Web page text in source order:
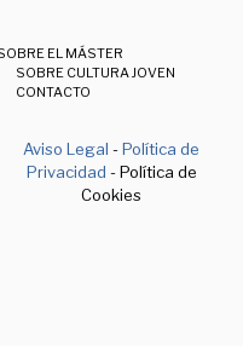
EL MÁSTER
SOBRE CULTURA JOVEN
CONTACTO
Aviso Legal -Política de
Privacidad - Política de
Cookies